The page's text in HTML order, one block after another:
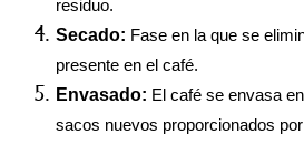
residuo.
Secado: Fase en la que se
presente en el café.
Envasado: El café se envasa
sacos nuevos proporcionados